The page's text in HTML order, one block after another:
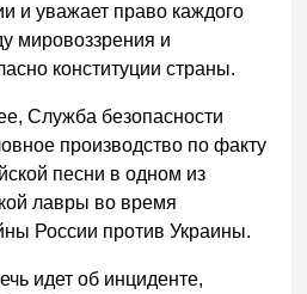
и уважает право каждого
мировоззрения и
конституции страны.
Служба безопасности
производство по факту
песни в одном из
лавры во время
России против Украины.
идет об инциденте,